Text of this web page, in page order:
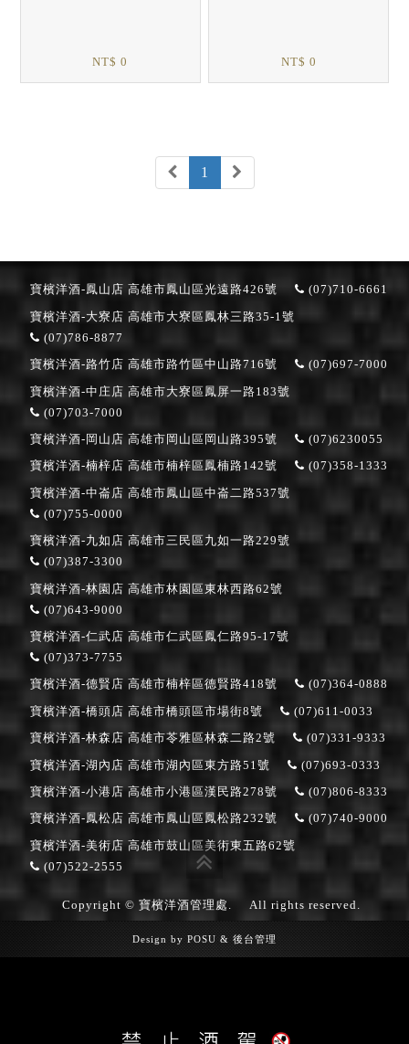
NT$ 0 NT$ 0
1
寶檳洋酒-鳳山店 高雄市鳳山區光遠路426號 (07)710-6661
寶檳洋酒-大寮店 高雄市大寮區鳳林三路35-1號
(07)786-8877
寶檳洋酒-路竹店 高雄市路竹區中山路716號 (07)697-7000
寶檳洋酒-中庄店 高雄市大寮區鳳屏一路183號
(07)703-7000
寶檳洋酒-岡山店 高雄市岡山區岡山路395號 (07)6230055
寶檳洋酒-楠梓店 高雄市楠梓區鳳楠路142號 (07)358-1333
寶檳洋酒-中崙店 高雄市鳳山區中崙二路537號
(07)755-0000
寶檳洋酒-九如店 高雄市三民區九如一路229號
(07)387-3300
寶檳洋酒-林園店 高雄市林園區東林西路62號
(07)643-9000
寶檳洋酒-仁武店 高雄市仁武區鳳仁路95-17號
(07)373-7755
寶檳洋酒-德賢店 高雄市楠梓區德賢路418號 (07)364-0888
寶檳洋酒-橋頭店 高雄市橋頭區市場街8號 (07)611-0033
寶檳洋酒-林森店 高雄市苓雅區林森二路2號 (07)331-9333
寶檳洋酒-湖內店 高雄市湖內區東方路51號 (07)693-0333
寶檳洋酒-小港店 高雄市小港區漢民路278號 (07)806-8333
寶檳洋酒-鳳松店 高雄市鳳山區鳳松路232號 (07)740-9000
寶檳洋酒-美術店 高雄市鼓山區美術東五路62號
(07)522-2555
Copyright © 寶檳洋酒管理處. All rights reserved.
Design by POSU & 後台管理